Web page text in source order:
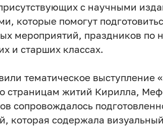
с научными
которые помогут
мероприятий, праздников по
и старших классах.
тематическое выступление
страницам житий Кирилла,
сопровождалось
которая содержала